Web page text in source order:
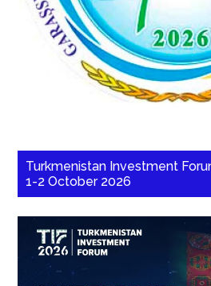
Turkmenistan Investment
1-2 October 2026